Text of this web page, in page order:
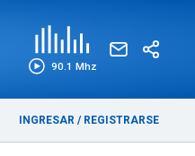
90.1 Mhz
INGRESAR / REGISTRARSE